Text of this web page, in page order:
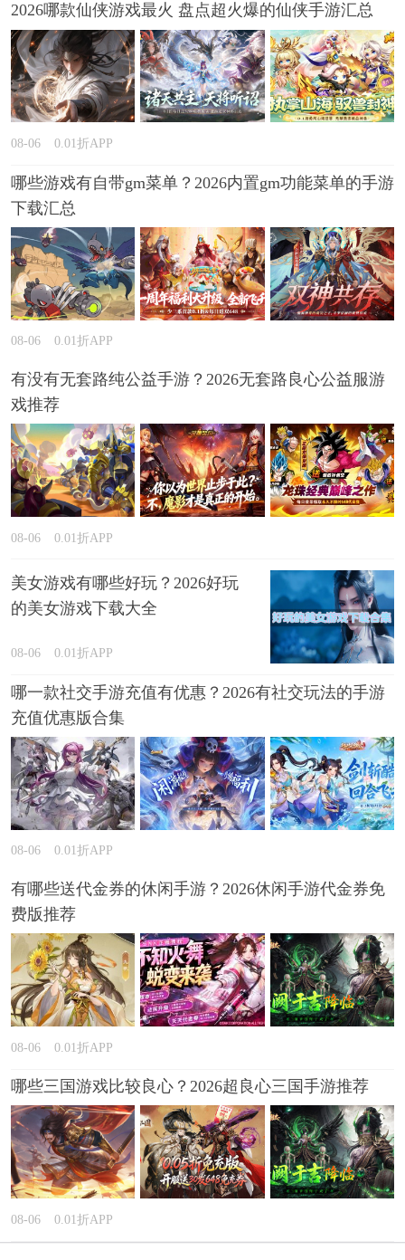
2026哪款仙侠游戏最火 盘点超火爆的仙侠手游汇总
08-06 0.01折APP
哪些游戏有自带gm菜单？2026内置gm功能菜单的手游
下载汇总
08-06 0.01折APP
有没有无套路纯公益手游？2026无套路良心公益服游
戏推荐
08-06 0.01折APP
美女游戏有哪些好玩？2026好玩
的美女游戏下载大全
08-06 0.01折APP
哪一款社交手游充值有优惠？2026有社交玩法的手游
充值优惠版合集
08-06 0.01折APP
有哪些送代金券的休闲手游？2026休闲手游代金券免
费版推荐
08-06 0.01折APP
哪些三国游戏比较良心？2026超良心三国手游推荐
08-06 0.01折APP